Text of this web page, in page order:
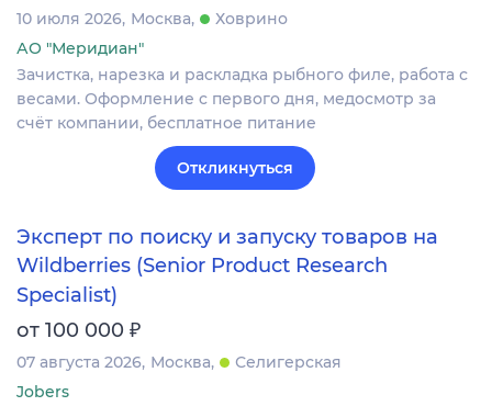
10 июля 2026 Москва
Ховрино
АО "Меридиан"
Зачистка, нарезка и раскладка рыбного филе, работа с
весами. Оформление c первого дня, медосмотр за
счёт компании, бесплатное питание
Откликнуться
Эксперт по поиску и запуску товаров на
Wildberries (Senior Product Research
Specialist)
от 100 000 ₽
07 августа 2026 Москва
Селигерская
Jobers